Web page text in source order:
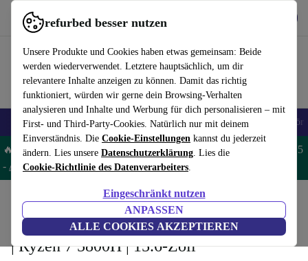
refurbed besser nutzen
Unsere Produkte und Cookies haben etwas gemeinsam: Beide
werden wiederverwendet. Letztere hauptsächlich, um dir
relevantere Inhalte anzeigen zu können. Damit das richtig
funktioniert, würden wir gerne dein Browsing-Verhalten
analysieren und Inhalte und Werbung für dich personalisieren – mit
First- und Third-Party-Cookies. Natürlich nur mit deinem
Einverständnis. Die Cookie-Einstellungen kannst du jederzeit
ändern. Lies unsere Datenschutzerklärung. Lies die
Cookie-Richtlinie des Datenverarbeiters.
Eingeschränkt nutzen
ANPASSEN
ALLE COOKIES AKZEPTIEREN
refurbed schnell und einfach nutzen
🎒 Back to school Handys Laptops Tablets Smartwatches Zubehör
🔥 Spare 5% EXTRA auf MacBooks und iPads – Code: MACPAD5
- AGB
Laptops ASUS Laptops
ASUS VivoBook Pro 15 OLED D3500QC
| Ryzen 7 5800H | 15.6-Zoll